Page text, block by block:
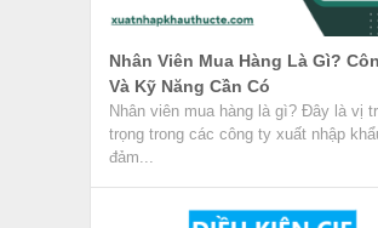
Nhân Viên Mua Hàng Là Gì?
Và Kỹ Năng Cần Có
Nhân viên mua hàng là gì? Đây là vị
trọng trong các công ty xuất nhập
đảm...